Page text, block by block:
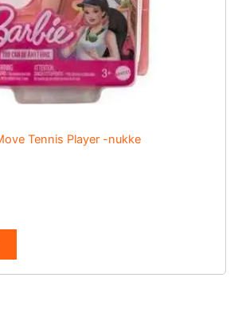
Tennis Player -nukke